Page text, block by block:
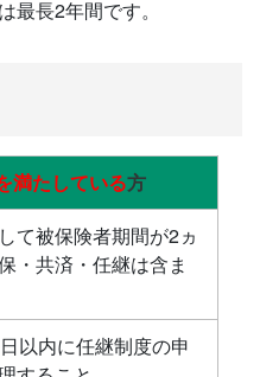
最長2年間です。
満たしている方
て被保険者期間が2ヵ
・共済・任継は含ま
以内に任継制度の申